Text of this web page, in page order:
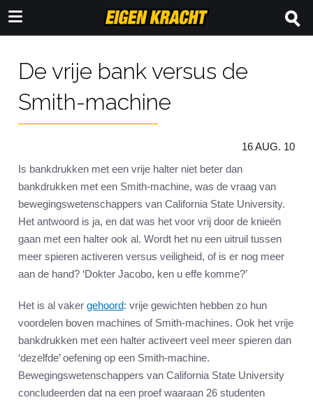
De vrije bank versus de
Smith-machine
16 AUG. 10
Is bankdrukken met een vrije halter niet beter dan
bankdrukken met een Smith-machine, was de vraag van
bewegingswetenschappers van California State University.
Het antwoord is ja, en dat was het voor vrij door de knieën
gaan met een halter ook al. Wordt het nu een uitruil tussen
meer spieren activeren versus veiligheid, of is er nog meer
aan de hand? ‘Dokter Jacobo, ken u effe komme?’
Het is al vaker gehoord: vrije gewichten hebben zo hun
voordelen boven machines of Smith-machines. Ook het vrije
bankdrukken met een halter activeert veel meer spieren dan
‘dezelfde’ oefening op een Smith-machine.
Bewegingswetenschappers van California State University
concludeerden dat na een proef waaraan 26 studenten